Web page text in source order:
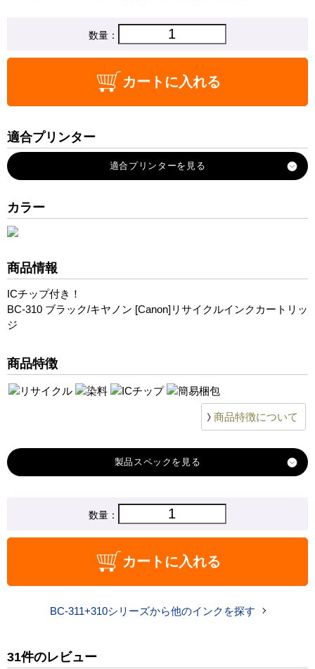
数量：
カートに入れる
適合プリンター
PIXUS-MP280
PIXUS-MP480
PIXUS-MP490
PIXUS-MP493
PIXUS-MX420
PIXUS-iP2700
カラー
商品情報
ICチップ付き！
BC-310 ブラック/キヤノン [Canon]リサイクルインクカートリッ
ジ
商品特徴
商品特徴について
製品スペック
BC-310
3,180 円
数量：
カートに入れる
BC-311+310シリーズから他のインクを探す
31件のレビュー